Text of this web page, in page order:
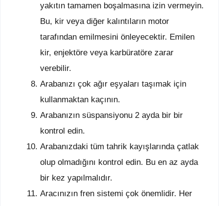
yakıtın tamamen boşalmasına izin vermeyin.
Bu, kir veya diğer kalıntıların motor
tarafından emilmesini önleyecektir. Emilen
kir, enjektöre veya karbüratöre zarar
verebilir.
Arabanızı çok ağır eşyaları taşımak için
kullanmaktan kaçının.
Arabanızın süspansiyonu 2 ayda bir bir
kontrol edin.
Arabanızdaki tüm tahrik kayışlarında çatlak
olup olmadığını kontrol edin. Bu en az ayda
bir kez yapılmalıdır.
Aracınızın fren sistemi çok önemlidir. Her